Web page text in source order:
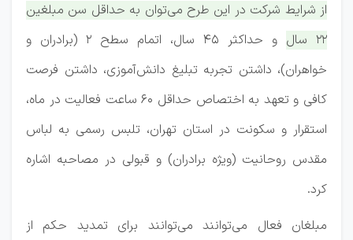
از شرایط شرکت در این طرح می‌توان به حداقل سن مبلغین
۲۲ سال و حداکثر ۴۵ سال، اتمام سطح ۲ (برادران و
خواهران)، داشتن تجربه تبلیغ دانش‌آموزی، داشتن فرصت
کافی و تعهد به اختصاص حداقل ۶۰ ساعت فعالیت در ماه،
استقرار و سکونت در استان تهران، تلبس رسمی به لباس
مقدس روحانیت (ویژه برادران) و قبولی در مصاحبه اشاره
کرد.
مبلغان فعال می‌توانند می‌توانند برای تمدید حکم از